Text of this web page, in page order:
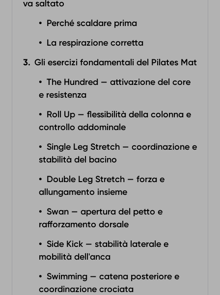
va saltato
Perché scaldare prima
La respirazione corretta
Gli esercizi fondamentali del Pilates Mat
The Hundred — attivazione del core
e resistenza
Roll Up — flessibilità della colonna e
controllo addominale
Single Leg Stretch — coordinazione e
stabilità del bacino
Double Leg Stretch — forza e
allungamento insieme
Swan — apertura del petto e
rafforzamento dorsale
Side Kick — stabilità laterale e
mobilità dell'anca
Swimming — catena posteriore e
coordinazione crociata